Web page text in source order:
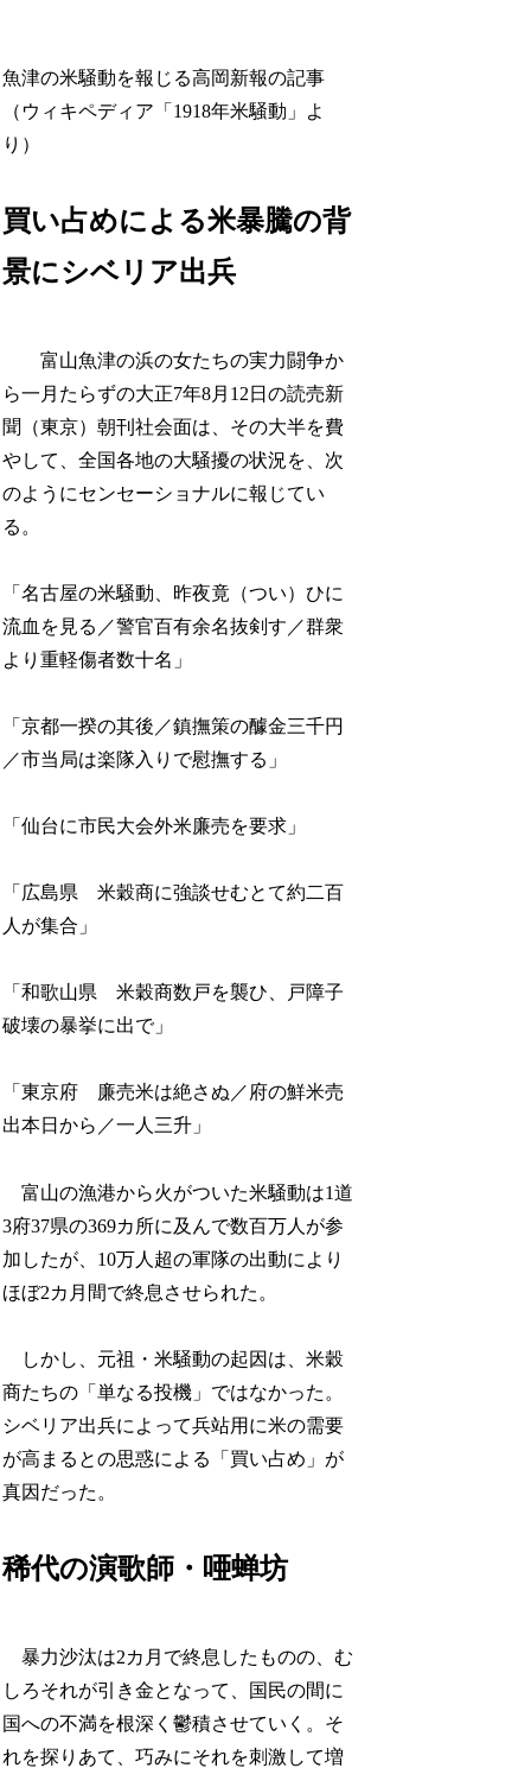
魚津の米騒動を報じる高岡新報の記事
（ウィキペディア「1918年米騒動」よ
り）
買い占めによる米暴騰の背
景にシベリア出兵
富山魚津の浜の女たちの実力闘争か
ら一月たらずの大正7年8月12日の読売新
聞（東京）朝刊社会面は、その大半を費
やして、全国各地の大騒擾の状況を、次
のようにセンセーショナルに報じてい
る。
「名古屋の米騒動、昨夜竟（つい）ひに
流血を見る／警官百有余名抜剣す／群衆
より重軽傷者数十名」
「京都一揆の其後／鎮撫策の醵金三千円
／市当局は楽隊入りで慰撫する」
「仙台に市民大会外米廉売を要求」
「広島県 米穀商に強談せむとて約二百
人が集合」
「和歌山県 米穀商数戸を襲ひ、戸障子
破壊の暴挙に出で」
「東京府 廉売米は絶さぬ／府の鮮米売
出本日から／一人三升」
富山の漁港から火がついた米騒動は1道
3府37県の369カ所に及んで数百万人が参
加したが、10万人超の軍隊の出動により
ほぼ2カ月間で終息させられた。
しかし、元祖・米騒動の起因は、米穀
商たちの「単なる投機」ではなかった。
シベリア出兵によって兵站用に米の需要
が高まるとの思惑による「買い占め」が
真因だった。
稀代の演歌師・唖蝉坊
暴力沙汰は2カ月で終息したものの、む
しろそれが引き金となって、国民の間に
国への不満を根深く鬱積させていく。そ
れを探りあて、巧みにそれを刺激して増